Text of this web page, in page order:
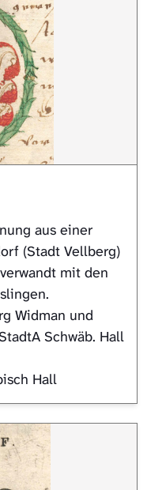
aus einer
(Stadt Vellberg)
mit den
Widman und
Schwäb. Hall
Hall